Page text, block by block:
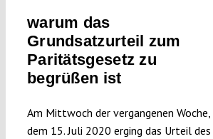
Projects
warum das
Grundsatzurteil zum
Paritätsgesetz zu
begrüßen ist
Am Mittwoch der vergangenen Woche,
dem 15. Juli 2020 erging das Urteil des